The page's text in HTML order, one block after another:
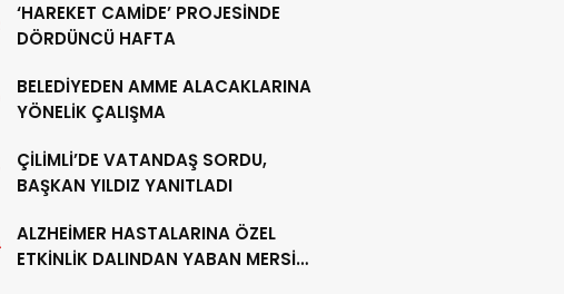
‘HAREKET CAMİDE’ PROJESİNDE
DÖRDÜNCÜ HAFTA
BELEDİYEDEN AMME ALACAKLARINA
YÖNELİK ÇALIŞMA
ÇİLİMLİ’DE VATANDAŞ SORDU,
BAŞKAN YILDIZ YANITLADI
ALZHEİMER HASTALARINA ÖZEL
ETKİNLİK DALINDAN YABAN MERSİNİ